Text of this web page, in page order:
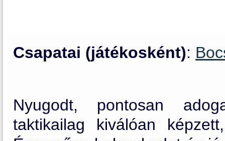
Csapatai (játékosként):
Nyugodt, pontosan
taktikailag kiválóan